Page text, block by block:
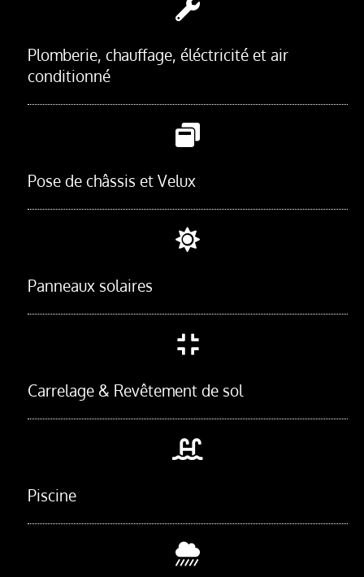
Plomberie, chauffage, éléctricité et air
conditionné
Pose de châssis et Velux
Panneaux solaires
Carrelage & Revêtement de sol
Piscine